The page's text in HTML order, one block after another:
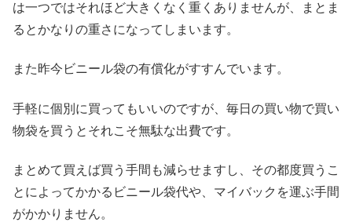
は一つではそれほど大きくなく重くありませんが、まとま
るとかなりの重さになってしまいます。
また昨今ビニール袋の有償化がすすんでいます。
手軽に個別に買ってもいいのですが、毎日の買い物で買い
物袋を買うとそれこそ無駄な出費です。
まとめて買えば買う手間も減らせますし、その都度買うこ
とによってかかるビニール袋代や、マイバックを運ぶ手間
がかかりません。